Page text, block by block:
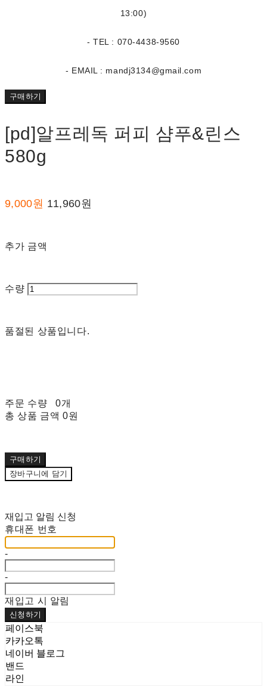
13:00)
- TEL : 070-4438-9560
- EMAIL : mandj3134@gmail.com
구매하기
[pd]알프레독 퍼피 샴푸&린스
580g
9,000원 11,960원
추가 금액
수량
품절된 상품입니다.
주문 수량
0개
총 상품 금액 0원
구매하기
장바구니에 담기
재입고 알림 신청
휴대폰 번호
-
-
재입고 시 알림
신청하기
페이스북
카카오톡
네이버 블로그
밴드
라인